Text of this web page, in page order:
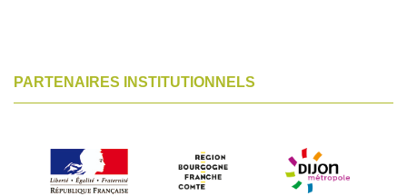
PARTENAIRES INSTITUTIONNELS